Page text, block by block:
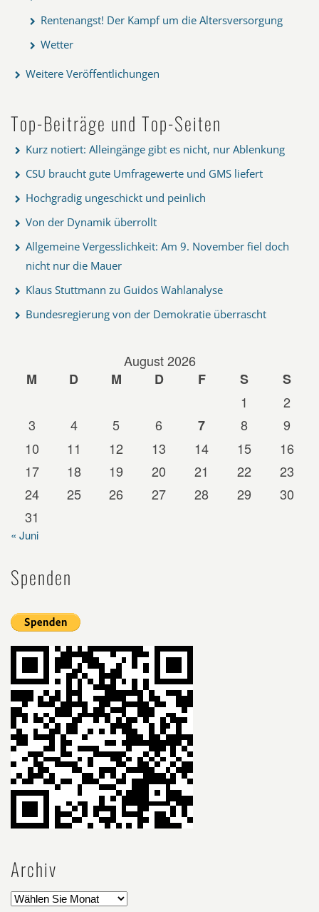
Rentenangst! Der Kampf um die Altersversorgung
Wetter
Weitere Veröffentlichungen
Top-Beiträge und Top-Seiten
Kurz notiert: Alleingänge gibt es nicht, nur Ablenkung
CSU braucht gute Umfragewerte und GMS liefert
Hochgradig ungeschickt und peinlich
Von der Dynamik überrollt
Allgemeine Vergesslichkeit: Am 9. November fiel doch
nicht nur die Mauer
Klaus Stuttmann zu Guidos Wahlanalyse
Bundesregierung von der Demokratie überrascht
August 2026
M
D M D F S
S
1
2
3
4 5 6 7 8
9
10
11 12 13 14 15
16
17
18 19 20 21 22
23
24
25 26 27 28 29
30
31
« Juni
Spenden
Archiv